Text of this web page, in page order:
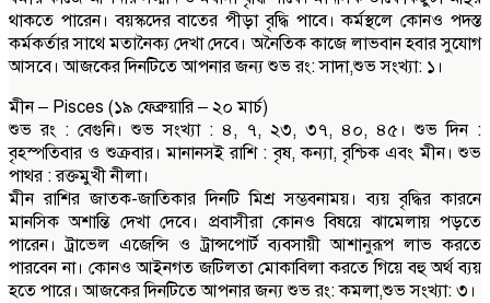
থাকতে পারেন। বয়স্কদের বাতের পীড়া বৃদ্ধি পাবে। কর্মস্থলে কোনও পদস্ত
কর্মকর্তার সাথে মতানৈক্য দেখা দেবে। অনৈতিক কাজে লাভবান হবার সুযোগ
আসবে। আজকের দিনটিতে আপনার জন্য শুভ রং: সাদা,শুভ সংখ্যা: ১।
মীন – Pisces (১৯ ফেব্রুয়ারি – ২০ মার্চ)
শুভ রং : বেগুনি। শুভ সংখ্যা : ৪, ৭, ২৩, ৩৭, ৪০, ৪৫। শুভ দিন :
বৃহস্পতিবার ও শুক্রবার। মানানসই রাশি : বৃষ, কন্যা, বৃশ্চিক এবং মীন। শুভ
পাথর : রক্তমুখী নীলা।
মীন রাশির জাতক-জাতিকার দিনটি মিশ্র সম্ভবনাময়। ব্যয় বৃদ্ধির কারনে
মানসিক অশান্তি দেখা দেবে। প্রবাসীরা কোনও বিষয়ে ঝামেলায় পড়তে
পারেন। ট্রাভেল এজেন্সি ও ট্রান্সপোর্ট ব্যবসায়ী আশানুরূপ লাভ করতে
পারবেন না। কোনও আইনগত জটিলতা মোকাবিলা করতে গিয়ে বহু অর্থ ব্যয়
হতে পারে। আজকের দিনটিতে আপনার জন্য শুভ রং: কমলা,শুভ সংখ্যা: ৩।